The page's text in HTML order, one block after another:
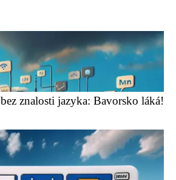
znalosti jazyka: Bavorsko láká!